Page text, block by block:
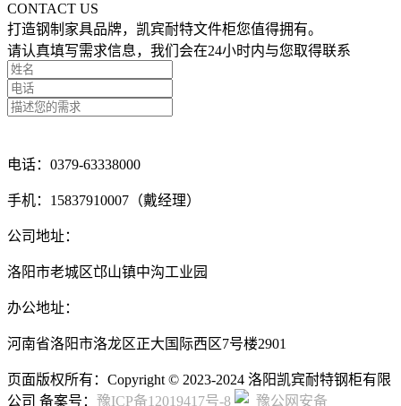
CONTACT US
打造钢制家具品牌，凯宾耐特文件柜您值得拥有。
请认真填写需求信息，我们会在24小时内与您取得联系
电话：0379-63338000
手机：15837910007（戴经理）
公司地址：
洛阳市老城区邙山镇中沟工业园
办公地址：
河南省洛阳市洛龙区正大国际西区7号楼2901
页面版权所有：Copyright © 2023-2024 洛阳凯宾耐特钢柜有限
公司 备案号： 豫ICP备12019417号-8 豫公网安备